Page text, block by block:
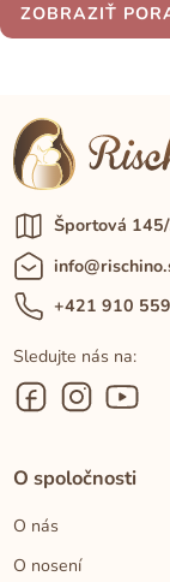
ZOBRAZIŤ
Športová
+421 910
Sledujte nás na:
O spoločnosti
O nás
O nosení